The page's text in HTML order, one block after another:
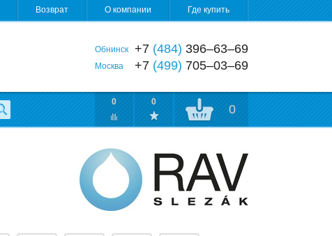
Возврат О компании Где купить
Обнинск +7 (484) 396‒63‒69
Москва +7 (499) 705‒03‒69
0 0
0